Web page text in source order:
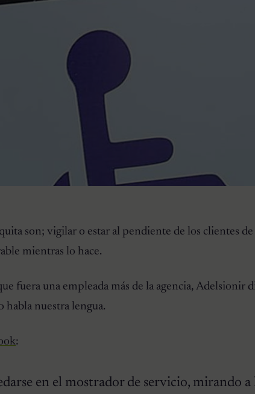
son; vigilar o estar al pendiente de los clientes
mientras lo hace.
fuera una empleada más de la agencia, Adelsionir
habla nuestra lengua.
:
en el mostrador de servicio, mirando a